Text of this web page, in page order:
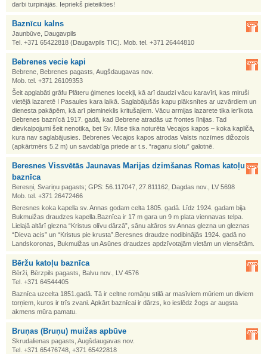
darbi turpinājās. Iepriekš pieteikties!
Baznīcu kalns
Jaunbūve, Daugavpils
Tel. +371 65422818 (Daugavpils TIC). Mob. tel. +371 26444810
Bebrenes vecie kapi
Bebrene, Bebrenes pagasts, Augšdaugavas nov.
Mob. tel. +371 26109353
Šeit apglabāti grāfu Plāteru ģimenes locekļi, kā arī daudzi vācu karavīri, kas miruši
vietējā lazaretē I Pasaules kara laikā. Saglabājušās kapu plāksnītes ar uzvārdiem un
dienesta pakāpēm, kā arī piemineklis kritušajiem. Vācu armijas lazarete tika ierīkota
Bebrenes baznīcā 1917. gadā, kad Bebrene atradās uz frontes līnijas. Tad
dievkalpojumi šeit nenotika, bet Sv. Mise tika noturēta Vecajos kapos – koka kapličā,
kura nav saglabājusies. Bebrenes Vecajos kapos atrodas Valsts nozīmes dižozols
(apkārtmērs 5.2 m) un savdabīga priede ar t.s. “raganu slotu” galotnē.
Beresnes Vissvētās Jaunavas Marijas dzimšanas Romas katoļu
baznīca
Beresņi, Svariņu pagasts; GPS: 56.117047, 27.811162, Dagdas nov., LV 5698
Mob. tel. +371 26472466
Beresnes koka kapella sv. Annas godam celta 1805. gadā. Līdz 1924. gadam bija
Bukmuižas draudzes kapella.Baznīca ir 17 m gara un 9 m plata viennavas telpa.
Lielajā altārī glezna “Kristus olīvu dārzā”, sānu altāros sv.Annas glezna un gleznas
“Dieva acis” un “Kristus pie krusta”.Beresnes draudze nodibinājās 1924. gadā no
Landskoronas, Bukmuižas un Asūnes draudzes apdzīvotajām vietām un viensētām.
Bēržu katoļu baznīca
Bērži, Bērzpils pagasts, Balvu nov., LV 4576
Tel. +371 64544405
Baznīca uzcelta 1851.gadā. Tā ir celtne romāņu stilā ar masīviem mūriem un diviem
torņiem, kuros ir trīs zvani. Apkārt baznīcai ir dārzs, ko ieslēdz žogs ar augsta
akmens mūra pamatu.
Bruņas (Bruņu) muižas apbūve
Skrudalienas pagasts, Augšdaugavas nov.
Tel. +371 65476748, +371 65422818